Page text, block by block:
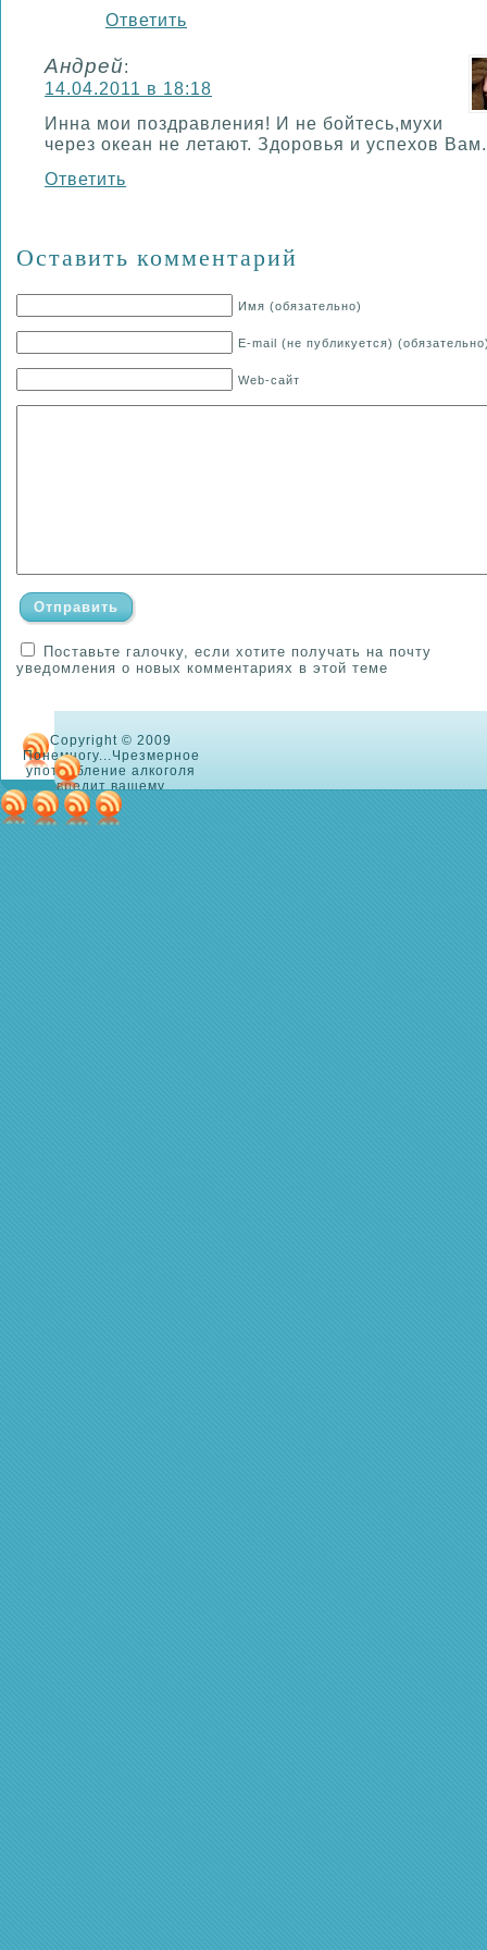
Ответить
Андрей:
14.04.2011 в 18:18
Инна мои поздравления! И не бойтесь,мухи
через океан не летают. Здоровья и успехов Вам.
Ответить
Оставить комментарий
Имя (обязательно)
E-mail (не публикуется)
Web-сайт
Поставьте галочку, если хотите получать на почту
уведомления о новых комментариях в этой теме
Copyright © 2009
Понемногу...Чрезмерное
употребление алкоголя
вредит вашему
здоровью